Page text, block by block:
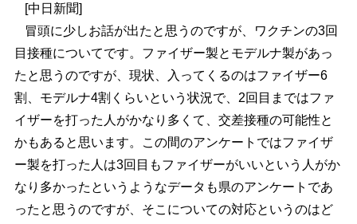
[中日新聞]
冒頭に少しお話が出たと思うのですが、ワクチンの3回
目接種についてです。ファイザー製とモデルナ製があっ
たと思うのですが、現状、入ってくるのはファイザー6
割、モデルナ4割くらいという状況で、2回目まではファ
イザーを打った人がかなり多くて、交差接種の可能性と
かもあると思います。この間のアンケートではファイザ
ー製を打った人は3回目もファイザーがいいという人がか
なり多かったというようなデータも県のアンケートであ
ったと思うのですが、そこについての対応というのはど